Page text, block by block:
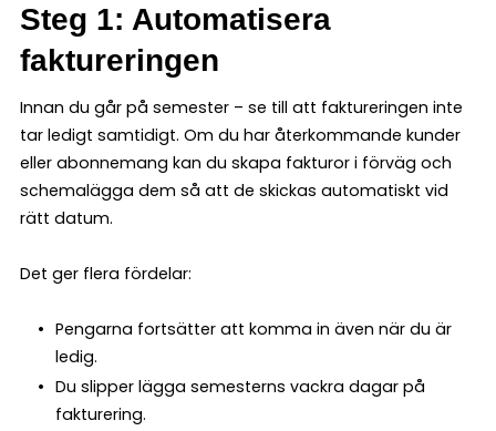
Steg 1: Automatisera
faktureringen
Innan du går på semester – se till att faktureringen inte
tar ledigt samtidigt. Om du har återkommande kunder
eller abonnemang kan du skapa fakturor i förväg och
schemalägga dem så att de skickas automatiskt vid
rätt datum.
Det ger flera fördelar:
Pengarna fortsätter att komma in även när du är
ledig.
Du slipper lägga semesterns vackra dagar på
fakturering.